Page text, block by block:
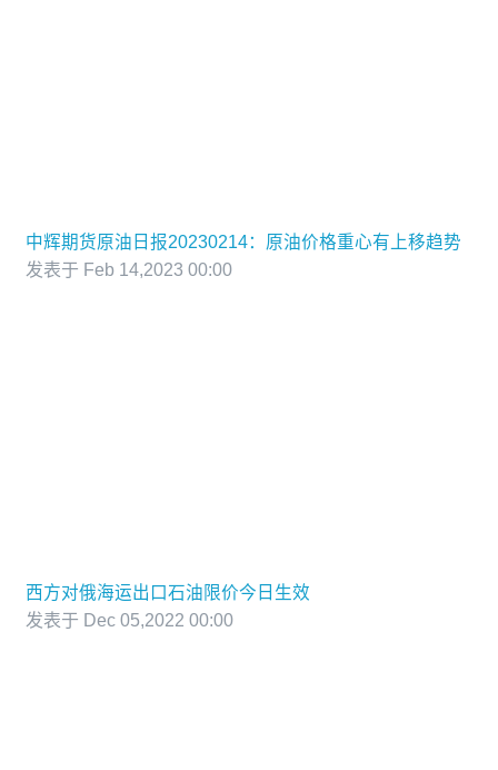
中辉期货原油日报20230214：原油价格重心有上移趋势
发表于 Feb 14,2023 00:00
西方对俄海运出口石油限价今日生效
发表于 Dec 05,2022 00:00